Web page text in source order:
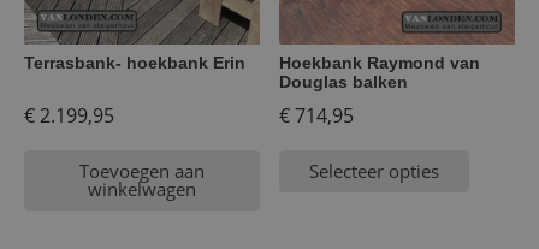
Terrasbank- hoekbank Erin
€2.199,95
Toevoegen aan
winkelwagen
Hoekbank Raymond van
Douglas balken
€714,95
Selecteer opties